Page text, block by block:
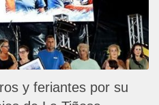
y feriantes por su